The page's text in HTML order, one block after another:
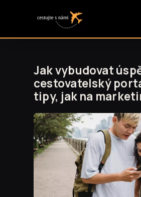
Jak vybudovat
cestovatelský
tipy, jak na